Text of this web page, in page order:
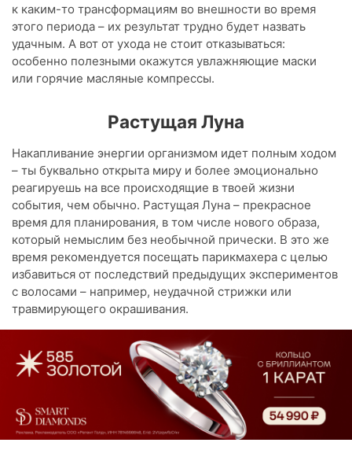
к каким-то трансформациям во внешности во время
этого периода – их результат трудно будет назвать
удачным. А вот от ухода не стоит отказываться:
особенно полезными окажутся увлажняющие маски
или горячие масляные компрессы.
Растущая Луна
Накапливание энергии организмом идет полным ходом
– ты буквально открыта миру и более эмоционально
реагируешь на все происходящие в твоей жизни
события, чем обычно. Растущая Луна – прекрасное
время для планирования, в том числе нового образа,
который немыслим без необычной прически. В это же
время рекомендуется посещать парикмахера с целью
избавиться от последствий предыдущих экспериментов
с волосами – например, неудачной стрижки или
травмирующего окрашивания.